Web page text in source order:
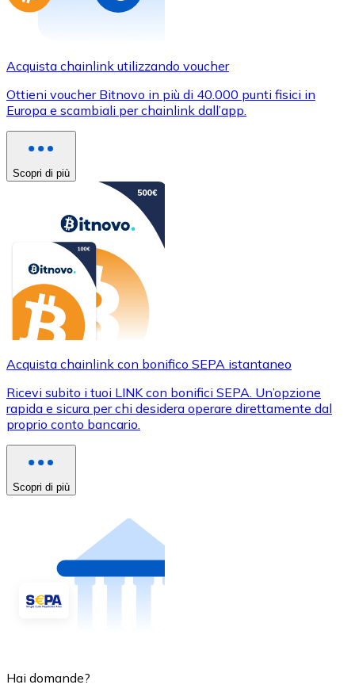
Acquista chainlink utilizzando voucher
Ottieni voucher Bitnovo in più di 40.000 punti fisici in
Europa e scambiali per chainlink dall’app.
Scopri di più
Acquista chainlink con bonifico SEPA istantaneo
Ricevi subito i tuoi LINK con bonifici SEPA. Un’opzione
rapida e sicura per chi desidera operare direttamente dal
proprio conto bancario.
Scopri di più
Hai domande?